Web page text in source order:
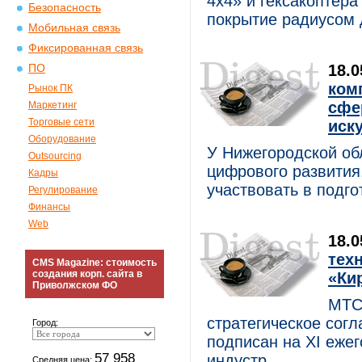
Безопасность
Мобильная связь
Фиксированная связь
ПО
Рынок ПК
Маркетинг
Торговые сети
Оборудование
Outsourcing
Кадры
Регулирование
Финансы
Web
CMS Magazine: стоимость
создания корп. сайта в
Приволжском ФО
Город:
Средняя цена: 57 958
покрытие радиусом
У Нижегородской
цифрового
участвовать в
МТС
стратегическое
подписан на XI